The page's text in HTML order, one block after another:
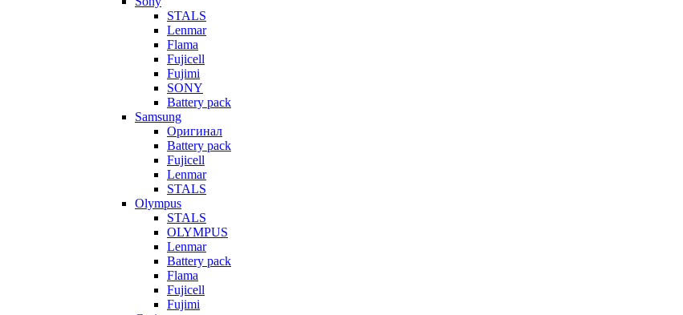
STALS
Lenmar
Flama
Fujicell
Fujimi
SONY
Battery pack
Samsung
Оригинал
Battery pack
Fujicell
Lenmar
STALS
Olympus
STALS
OLYMPUS
Lenmar
Battery pack
Flama
Fujicell
Fujimi